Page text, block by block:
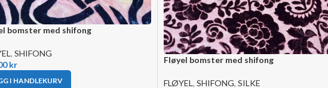
bomster med shifong
, SHIFONG
kr
I HANDLEKURV
Fløyel bomster med shifong
FLØYEL , SHIFONG, SILKE